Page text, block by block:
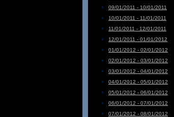
09/01/2011 - 10/01/2011
10/01/2011 - 11/01/2011
11/01/2011 - 12/01/2011
12/01/2011 - 01/01/2012
01/01/2012 - 02/01/2012
02/01/2012 - 03/01/2012
03/01/2012 - 04/01/2012
04/01/2012 - 05/01/2012
05/01/2012 - 06/01/2012
06/01/2012 - 07/01/2012
07/01/2012 - 08/01/2012